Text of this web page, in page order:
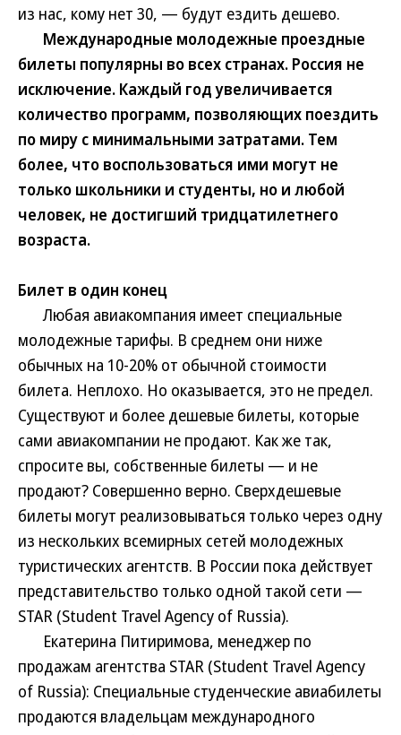
из нас, кому нет 30, — будут ездить дешево.
Международные молодежные проездные
билеты популярны во всех странах. Россия не
исключение. Каждый год увеличивается
количество программ, позволяющих поездить
по миру с минимальными затратами. Тем
более, что воспользоваться ими могут не
только школьники и студенты, но и любой
человек, не достигший тридцатилетнего
возраста.
Билет в один конец
Любая авиакомпания имеет специальные
молодежные тарифы. В среднем они ниже
обычных на 10-20% от обычной стоимости
билета. Неплохо. Но оказывается, это не предел.
Существуют и более дешевые билеты, которые
сами авиакомпании не продают. Как же так,
спросите вы, собственные билеты — и не
продают? Совершенно верно. Сверхдешевые
билеты могут реализовываться только через одну
из нескольких всемирных сетей молодежных
туристических агентств. В России пока действует
представительство только одной такой сети —
STAR (Student Travel Agency of Russia).
Екатерина Питиримова, менеджер по
продажам агентства STAR (Student Travel Agency
of Russia): Специальные студенческие авиабилеты
продаются владельцам международного